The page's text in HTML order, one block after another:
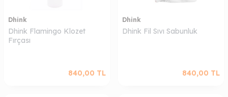
Dhink
Dhink Flamingo Klozet
Fırçası
840,00 TL
Dhink
Dhink Fil Sıvı Sabunluk
840,00 TL